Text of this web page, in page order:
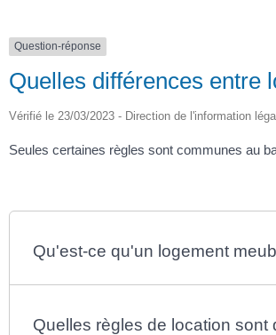
Question-réponse
Quelles différences entre
Vérifié le 23/03/2023 - Direction de l'information
Seules certaines règles sont communes au
Qu'est-ce qu'un logement
Quelles règles de location sont